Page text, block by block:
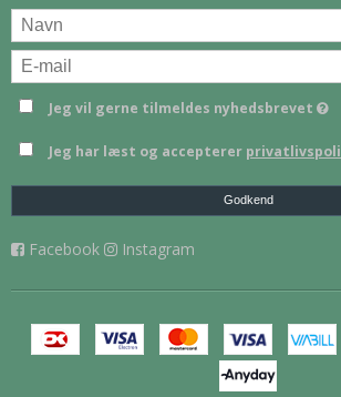
Jeg vil gerne tilmeldes nyhedsbrevet
Jeg har læst og accepterer
Godkend
Facebook Instagram